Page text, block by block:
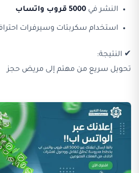
النشر في5000 قروب واتساب
استخدام سكربتات وسيرفرات
✔ النتيجة:
تحويل سريع من مهتم إلى مريض حجز